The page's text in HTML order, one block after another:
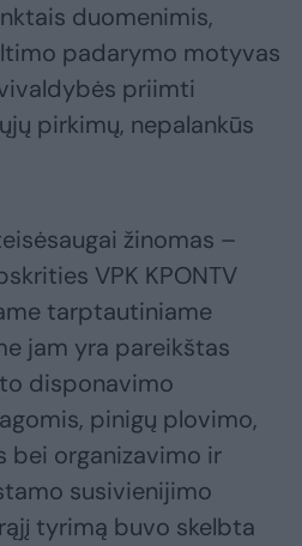
duomenimis,
padarymo motyvas
priimti
pirkimų, nepalankūs
žinomas –
VPK KPONTV
tarptautiniame
jam yra pareikštas
disponavimo
pinigų plovimo,
bei organizavimo ir
susivienijimo
tyrimą buvo skelbta